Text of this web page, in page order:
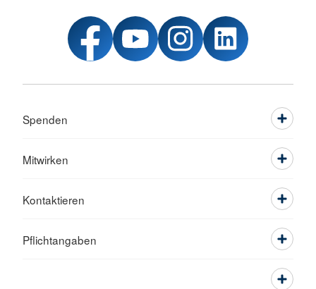
Spenden
Mitwirken
Kontaktieren
Pflichtangaben